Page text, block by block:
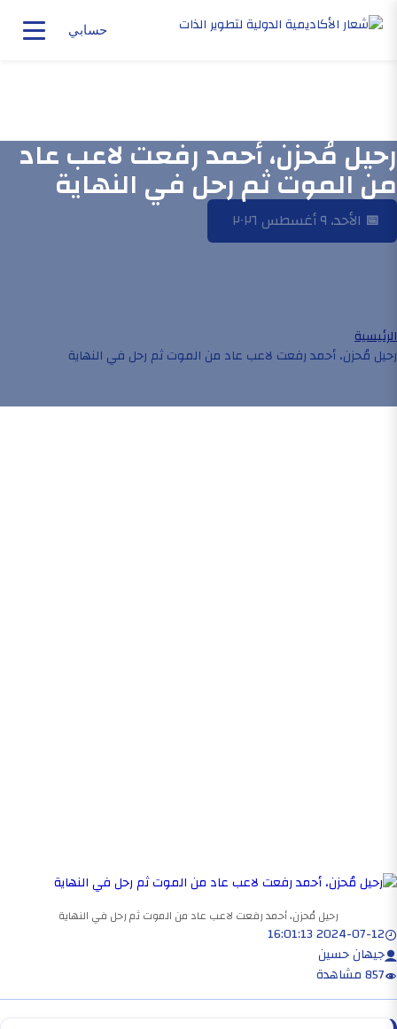
حسابي
رحيل مُحزن، أحمد رفعت لاعب عاد
من الموت ثم رحل في النهاية
📅 الأحد، ٩ أغسطس ٢٠٢٦
الرئيسية
رحيل مُحزن، أحمد رفعت لاعب عاد من الموت ثم رحل في النهاية
رحيل مُحزن، أحمد رفعت لاعب عاد من الموت ثم رحل في النهاية
2024-07-12 16:01:13
جيهان حسين
857 مشاهدة